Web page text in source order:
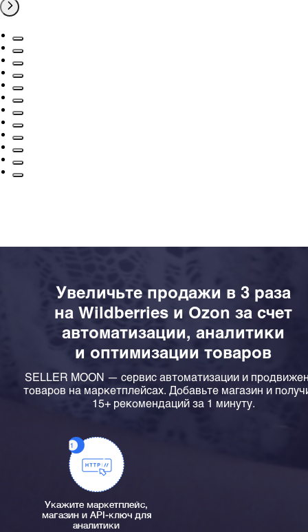
Увеличьте продажи в 3 раза
на Wildberries и Ozon за счет
автоматизации, аналитики
и оптимизации товаров
SELLER MOON — сервис автоматизации и
товаров на маркетплейсах. Добавьте магазин и
15+ рекомендаций за 1 минуту.
Укажите маркетплейс,
магазин и API-ключ для
аналитики